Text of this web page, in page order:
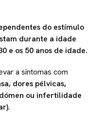
do estímulo
durante a idade
e os 50 anos de idade.
a sintomas com
dores pélvicas,
ou infertilidade
.